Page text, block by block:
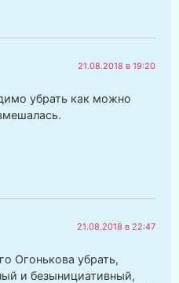
21.08.2018 в 19:20
убрать как можно
21.08.2018 в 22:47
Огонькова убрать,
и безынициативный,